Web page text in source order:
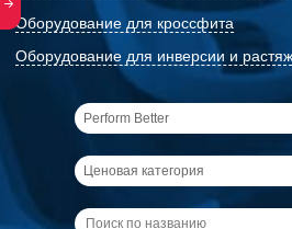
Оборудование для кроссфита
Оборудование для инверсии и
Perform Better
Ценовая категория